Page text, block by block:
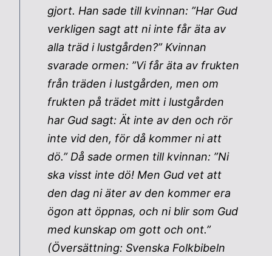
gjort. Han sade till kvinnan: ”Har Gud
verkligen sagt att ni inte får äta av
alla träd i lustgården?” Kvinnan
svarade ormen: ”Vi får äta av frukten
från träden i lustgården, men om
frukten på trädet mitt i lustgården
har Gud sagt: Ät inte av den och rör
inte vid den, för då kommer ni att
dö.” Då sade ormen till kvinnan: ”Ni
ska visst inte dö! Men Gud vet att
den dag ni äter av den kommer era
ögon att öppnas, och ni blir som Gud
med kunskap om gott och ont.”
(Översättning: Svenska Folkbibeln